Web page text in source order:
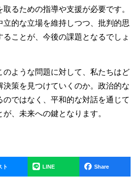
るための指導や支援が必要です。
立的な立場を維持しつつ、批判的思
ことが、今後の課題となるでしょ
のような問題に対して、私たちはど
決策を見つけていくのか。政治的な
ではなく、平和的な対話を通じて
、未来への鍵となります。
ト LINE Share